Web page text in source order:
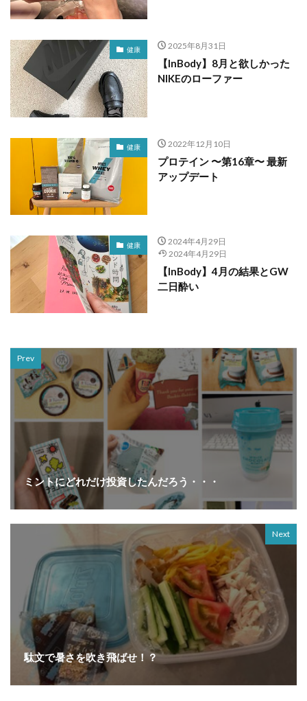
健康 2025年8月31日
【InBody】8月と欲しかった
NIKEのローファー
健康 2022年12月10日
プロテイン 〜第16章〜 最新
アップデート
健康
2024年4月29日
2024年4月29日
【InBody】4月の結果とGW
二日酔い
Prev
ミントにどれだけ投資したんだろう・・・
Next
駄文で暑さを吹き飛ばせ！？